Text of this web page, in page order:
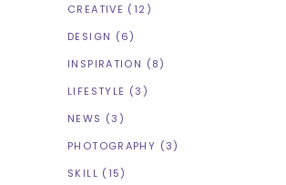
CREATIVE (12)
DESIGN (6)
INSPIRATION (8)
LIFESTYLE (3)
NEWS (3)
PHOTOGRAPHY (3)
SKILL (15)